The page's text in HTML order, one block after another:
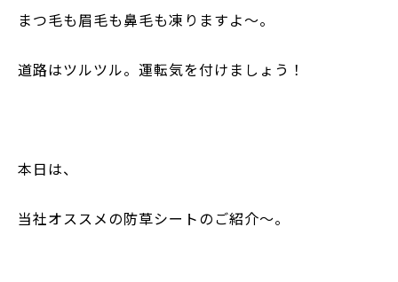
まつ毛も眉毛も鼻毛も凍りますよ～。
道路はツルツル。運転気を付けましょう！
本日は、
当社オススメの防草シートのご紹介～。